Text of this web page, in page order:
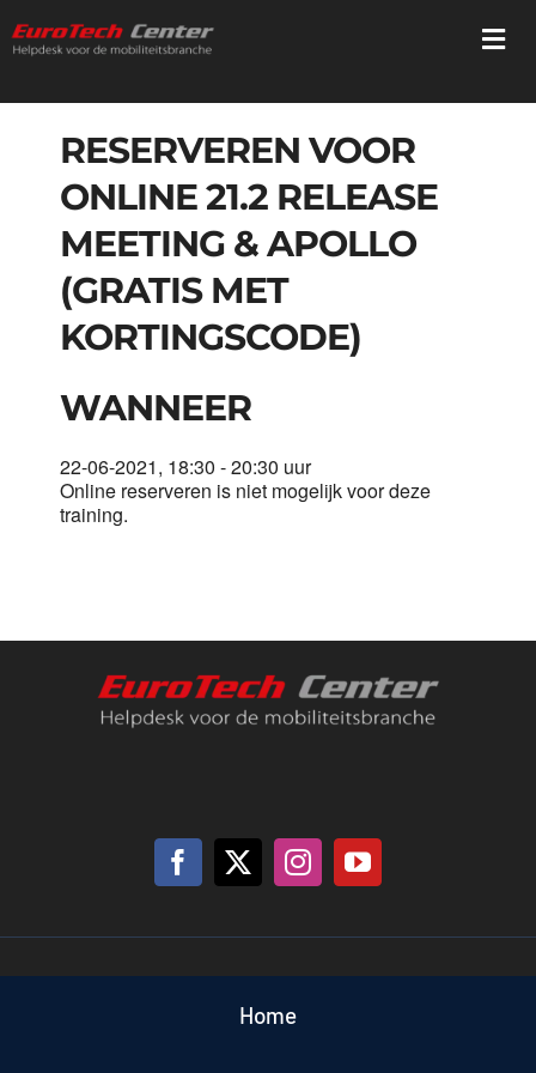
naar
Diensten
Trainingen
Registratie
Webshop
Mediatheek
Contact
Winkelwagen
RESERVEREN VOOR
ONLINE 21.2 RELEASE
MEETING & APOLLO
(GRATIS MET
KORTINGSCODE)
WANNEER
22-06-2021, 18:30 - 20:30 uur
Online reserveren is niet mogelijk voor deze
training.
Home